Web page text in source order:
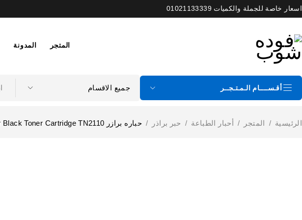
اسعار خاصة للجملة والكميات 01021133339
المتجر المدونة
أقـســــام الـمـتـجــر
الرئيسية / المتجر / أحبار الطباعة / حبر براذر / حباره برازر Brother Black Toner Cartridge TN2110